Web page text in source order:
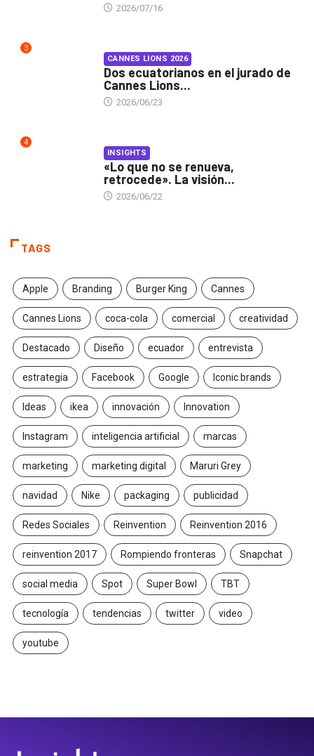
2026/07/16
3
CANNES LIONS 2026
Dos ecuatorianos en el jurado de
Cannes Lions...
2026/06/23
4
INSIGHTS
«Lo que no se renueva,
retrocede». La visión...
2026/06/22
TAGS
Apple Branding Burger King Cannes
Cannes Lions coca-cola comercial creatividad
Destacado Diseño ecuador entrevista
estrategia Facebook Google Iconic brands
Ideas ikea innovación Innovation
Instagram inteligencia artificial marcas
marketing marketing digital Maruri Grey
navidad Nike packaging publicidad
Redes Sociales Reinvention Reinvention 2016
reinvention 2017 Rompiendo fronteras Snapchat
social media Spot Super Bowl TBT
tecnología tendencias twitter video
youtube